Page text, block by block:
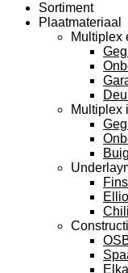
Sortiment
Plaatmateriaal
Multiplex
Multiplex